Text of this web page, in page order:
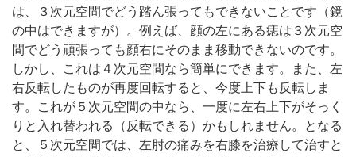
は、３次元空間でどう踏ん張ってもできないことです（鏡
の中はできますが）。例えば、顔の左にある痣は３次元空
間でどう頑張っても顔右にそのまま移動できないのです。
しかし、これは４次元空間なら簡単にできます。また、左
右反転したものが再度回転すると、今度上下も反転しま
す。これが５次元空間の中なら、一度に左右上下がそっく
りと入れ替われる（反転できる）かもしれません。となる
と、５次元空間では、左肘の痛みを右膝を治療して治すと